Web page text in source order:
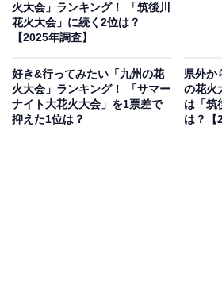
を背景に約15,000発が錦江湾から打
最大級の大会。二尺玉の同時打ち上
府)、「桜島をバックにした唯一無
海上からの超大型花火やスターマ
ィナーレの“二尺玉”が大迫力だから
火大会」ランキング！ 「筑後川
花火大会」に続く2位は？
【2025年調査】
好き&行ってみたい「九州の花
火大会」ランキング！ 「サマー
ナイト大花火大会」を1票差で
抑えた1位は？
県外か
の花火
は「筑
は？【